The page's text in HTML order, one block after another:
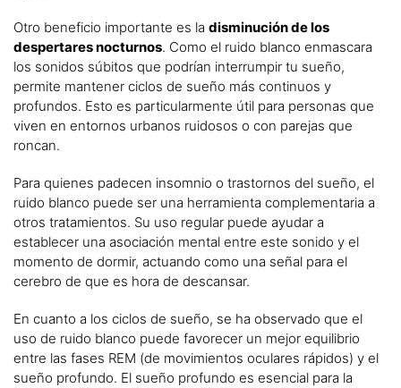
Otro beneficio importante es la disminución de los
despertares nocturnos. Como el ruido blanco enmascara
los sonidos súbitos que podrían interrumpir tu sueño,
permite mantener ciclos de sueño más continuos y
profundos. Esto es particularmente útil para personas que
viven en entornos urbanos ruidosos o con parejas que
roncan.
Para quienes padecen insomnio o trastornos del sueño, el
ruido blanco puede ser una herramienta complementaria a
otros tratamientos. Su uso regular puede ayudar a
establecer una asociación mental entre este sonido y el
momento de dormir, actuando como una señal para el
cerebro de que es hora de descansar.
En cuanto a los ciclos de sueño, se ha observado que el
uso de ruido blanco puede favorecer un mejor equilibrio
entre las fases REM (de movimientos oculares rápidos) y el
sueño profundo. El sueño profundo es esencial para la